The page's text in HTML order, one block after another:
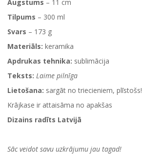
Augstums – 11 cm
Tilpums – 300 ml
Svars – 173 g
Materiāls: keramika
Apdrukas tehnika: sublimācija
Teksts: Laime pilnīga
Lietošana: sargāt no triecieniem, plīstošs!
Krājkase ir attaisāma no apakšas
Dizains radīts Latvijā
Sāc veidot savu uzkrājumu jau tagad!